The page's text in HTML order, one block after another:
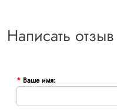
Написать отзыв
Ваше имя: